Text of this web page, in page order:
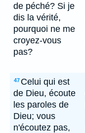
de péché? Si je
dis la vérité,
pourquoi ne me
croyez-vous
pas?
47 Celui qui est
de Dieu, écoute
les paroles de
Dieu; vous
n'écoutez pas,